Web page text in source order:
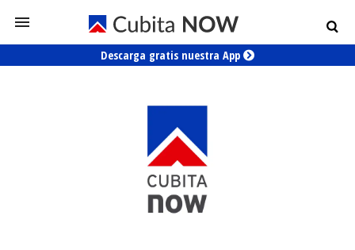
Descarga gratis nuestra App